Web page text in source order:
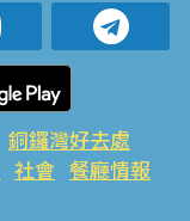
銅鑼灣好去處
社會 餐廳情報